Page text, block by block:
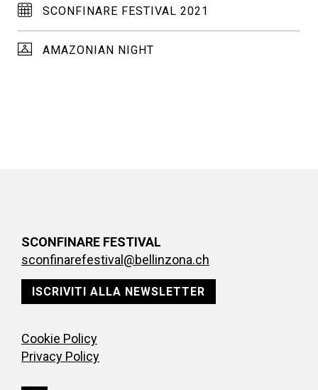
SCONFINARE FESTIVAL 2021
AMAZONIAN NIGHT
SCONFINARE FESTIVAL
sconfinarefestival@bellinzona.ch
ISCRIVITI ALLA NEWSLETTER
Cookie Policy
Privacy Policy